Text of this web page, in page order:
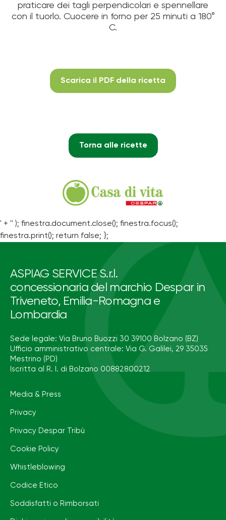
praticare dei tagli perpendicolari e spennellare
con il tuorlo. Cuocere in forno per 25 minuti a 180°
C.
Scarica il PDF della ricetta
Torna alle ricette
' + '' ); finestra.document.close(); finestra.focus();
finestra.print(); return false; };
ASPIAG SERVICE S.r.l.
concessionaria del marchio Despar in
Triveneto, Emilia-Romagna e
Lombardia
Sede legale: Via Bruno Buozzi 30 39100 Bolzano (BZ)
Ufficio amministrativo centrale: Via G. Galilei, 29 35035
Mestrino (PD)
Iscritta al R. I. di Bolzano 00882800212
Media & Press
Privacy
Privacy Despar Tribù
Cookie Policy
Whistleblowing
Codice Etico
Soddisfatti o Rimborsati